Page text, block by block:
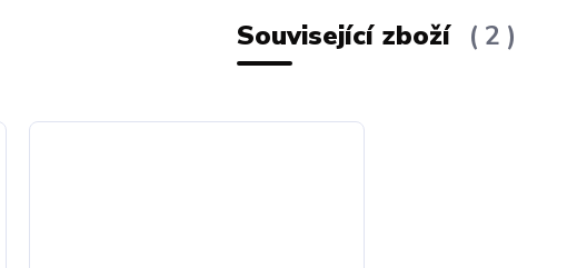
Související zboží 2